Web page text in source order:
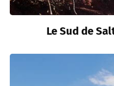
Le Sud de